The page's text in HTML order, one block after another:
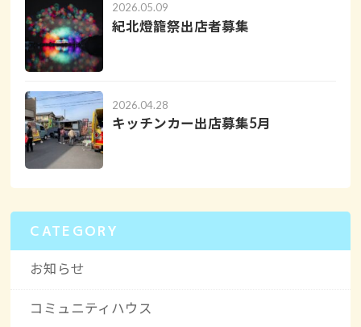
2026.05.09
紀北燈籠祭出店者募集
2026.04.28
キッチンカー出店募集5月
CATEGORY
お知らせ
コミュニティハウス